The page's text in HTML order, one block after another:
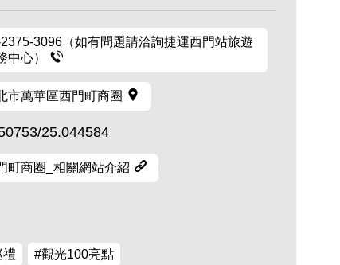
3096（如有問題請洽詢捷運西門站旅遊
中心）
市萬華區西門町商圈
25.044584
町商圈_相關網站介紹
禮 #觀光100亮點